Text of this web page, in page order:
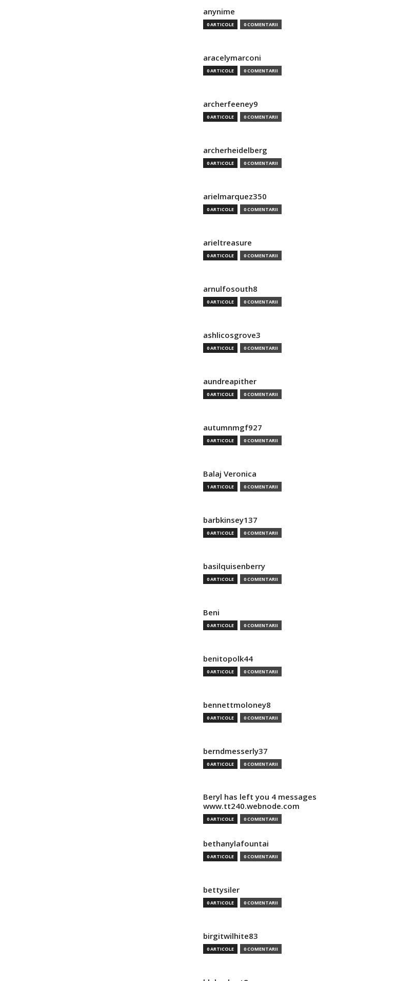
anynime
0 ARTICOLE 0 COMENTARII
aracelymarconi
0 ARTICOLE 0 COMENTARII
archerfeeney9
0 ARTICOLE 0 COMENTARII
archerheidelberg
0 ARTICOLE 0 COMENTARII
arielmarquez350
0 ARTICOLE 0 COMENTARII
arieltreasure
0 ARTICOLE 0 COMENTARII
arnulfosouth8
0 ARTICOLE 0 COMENTARII
ashlicosgrove3
0 ARTICOLE 0 COMENTARII
aundreapither
0 ARTICOLE 0 COMENTARII
autumnmgf927
0 ARTICOLE 0 COMENTARII
Balaj Veronica
1 ARTICOLE 0 COMENTARII
barbkinsey137
0 ARTICOLE 0 COMENTARII
basilquisenberry
0 ARTICOLE 0 COMENTARII
Beni
0 ARTICOLE 0 COMENTARII
benitopolk44
0 ARTICOLE 0 COMENTARII
bennettmoloney8
0 ARTICOLE 0 COMENTARII
berndmesserly37
0 ARTICOLE 0 COMENTARII
Beryl has left you 4 messages
www.tt240.webnode.com
0 ARTICOLE 0 COMENTARII
bethanylafountai
0 ARTICOLE 0 COMENTARII
bettysiler
0 ARTICOLE 0 COMENTARII
birgitwilhite83
0 ARTICOLE 0 COMENTARII